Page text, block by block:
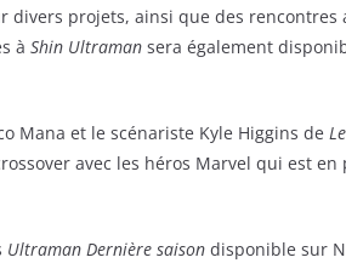
divers projets, ainsi que des rencontres
à Shin Ultraman sera également
Mana et le scénariste Kyle Higgins de
avec les héros Marvel qui est
Ultraman Dernière saison disponible sur